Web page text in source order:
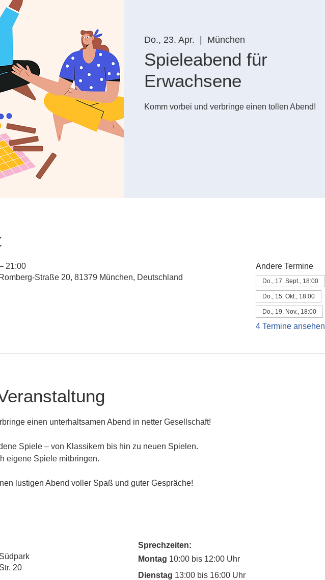
Do., 23. Apr. München
Spieleabend für
Erwachsene
Komm vorbei und verbringe einen tollen Abend!
21:00
Straße 20, 81379 München, Deutschland
Andere Termine
Do., 17. Sept., 18:00
Do., 15. Okt., 18:00
Do., 19. Nov., 18:00
4 Termine ansehen
einen unterhaltsamen Abend in netter Gesellschaft!
Spiele – von Klassikern bis hin zu neuen Spielen.
eigene Spiele mitbringen.
lustigen Abend voller Spaß und guter Gespräche!
20
Sprechzeiten:
Montag 10:00 bis 12:00 Uhr
Dienstag 13:00 bis 16:00 Uhr